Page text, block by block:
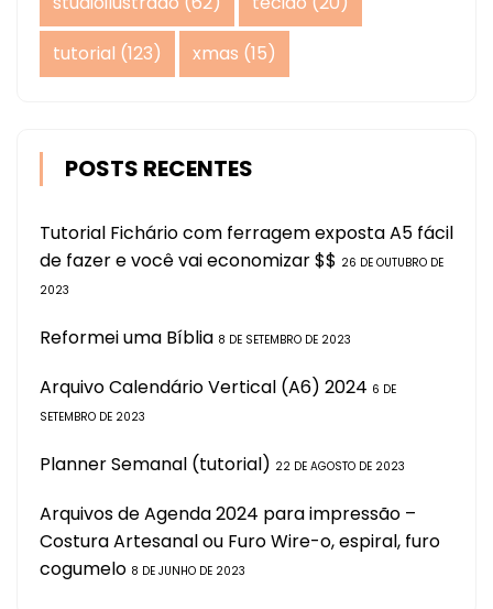
tutorial (123) xmas (15)
POSTS RECENTES
Tutorial Fichário com ferragem exposta A5 fácil
de fazer e você vai economizar $$ 26 DE OUTUBRO DE
2023
Reformei uma Bíblia 8 DE SETEMBRO DE 2023
Arquivo Calendário Vertical (A6) 2024 6 DE
SETEMBRO DE 2023
Planner Semanal (tutorial) 22 DE AGOSTO DE 2023
Arquivos de Agenda 2024 para impressão –
Costura Artesanal ou Furo Wire-o, espiral, furo
cogumelo 8 DE JUNHO DE 2023